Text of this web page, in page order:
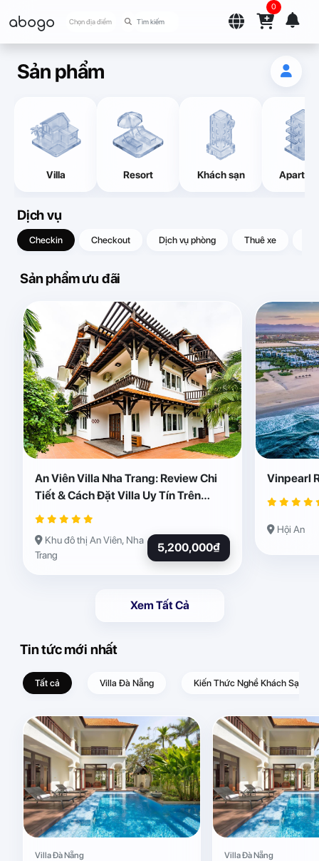
abogo Chọn địa điểm
0
Sản phẩm
Villa Resort Khách sạn
Dịch vụ
Checkin Checkout Dịch vụ phòng Thuê xe
Sản phẩm ưu đãi
An Viên Villa Nha Trang: Review Chi
Tiết & Cách Đặt Villa Uy Tín Trên
Abogo
Khu đô thị An Viên, Nha
Trang
5,200,000₫
Vinpearl
Hội An
Xem Tất Cả
Tin tức mới nhất
Tất cả Villa Đà Nẵng Kiến Thức Nghề Khách Sạn –
Villa Đà Nẵng Villa Đà Nẵng